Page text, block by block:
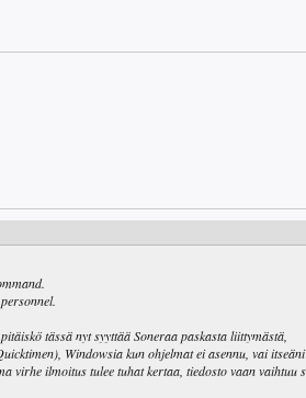
tässä nyt syyttää Soneraa paskasta liittymästä,
Windowsia kun ohjelmat ei asennu, vai itseäni
virhe ilmoitus tulee tuhat kertaa, tiedosto vaan vaihtuu